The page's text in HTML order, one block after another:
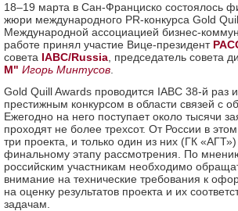
18–19 марта в Сан-Франциско состоялось
жюри международного PR-конкурса Gold
Международной ассоциацией бизнес-
работе принял участие Вице-президент
совета IABC/Russia , председатель совета
М" Игорь Минтусов
Gold Quill Awards проводится IABC 38-й раз
престижным конкурсом в области связей с
Ежегодно на него поступает около тысячи
проходят не более трехсот. От России в
три проекта, и только один из них (ГК
финальному этапу рассмотрения. По
российским участникам необходимо
внимание на технические требования к
на оценку результатов проекта и их
задачам.